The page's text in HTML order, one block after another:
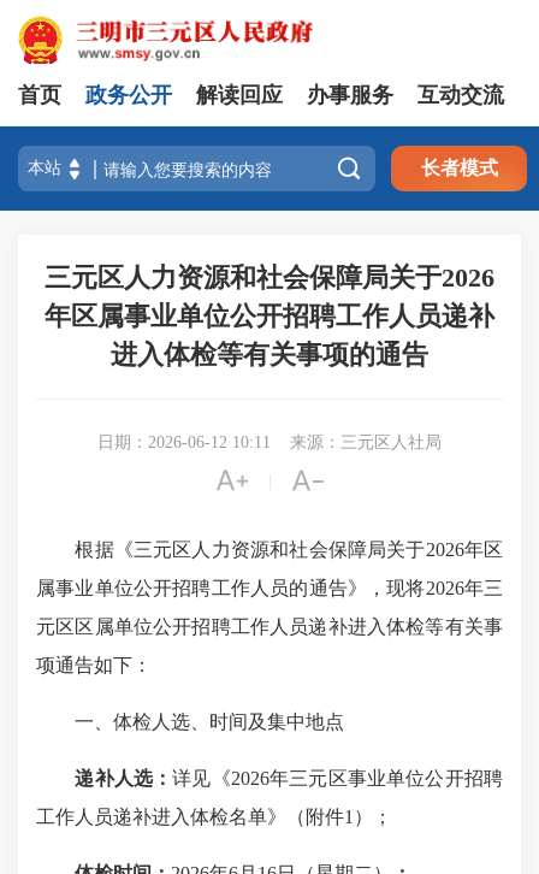
首页 政务公开 解读回应 办事服务 互动交流
 长者模式
三元区人力资源和社会保障局关于2026
年区属事业单位公开招聘工作人员递补
进入体检等有关事项的通告
日期：2026-06-12 10:11 来源：三元区人社局
 
根据《三元区人力资源和社会保障局关于2026年区
属事业单位公开招聘工作人员的通告》，现将2026年三
元区区属单位公开招聘工作人员递补进入体检等有关事
项通告如下：
一、体检人选、时间及集中地点
递补人选：详见《2026年三元区事业单位公开招聘
工作人员递补进入体检名单》（附件1）；